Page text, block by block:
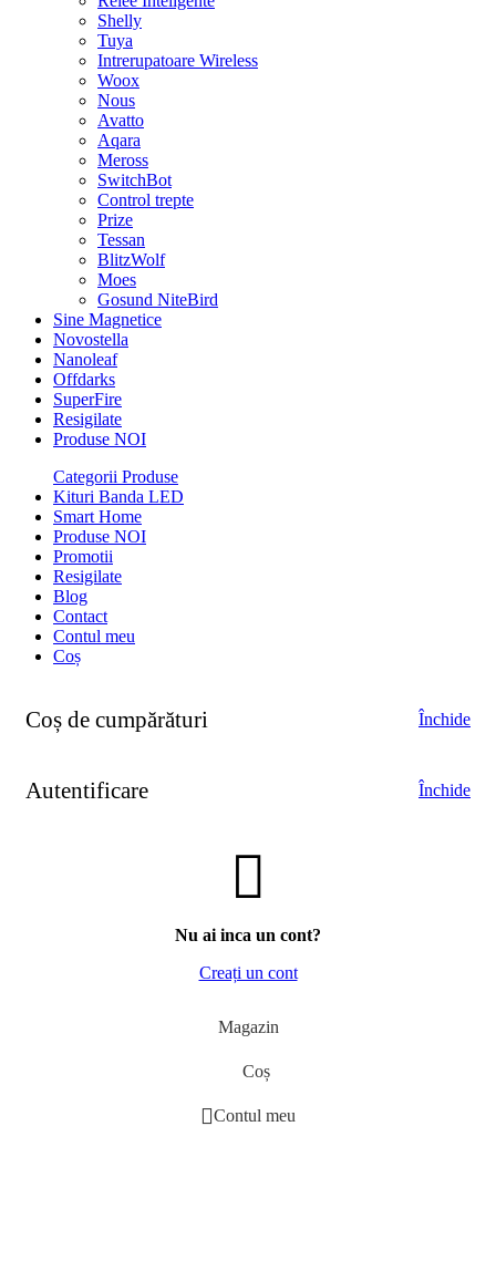
Shelly
Tuya
Intrerupatoare Wireless
Woox
Nous
Avatto
Aqara
Meross
SwitchBot
Control trepte
Prize
Tessan
BlitzWolf
Moes
Gosund NiteBird
Sine Magnetice
Novostella
Nanoleaf
Offdarks
SuperFire
Resigilate
Produse NOI
Categorii Produse
Kituri Banda LED
Smart Home
Produse NOI
Promotii
Resigilate
Blog
Contact
Contul meu
Coș
Coș de cumpărături Închide
Autentificare Închide
Nu ai inca un cont?
Creați un cont
Magazin
Coș
Contul meu